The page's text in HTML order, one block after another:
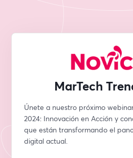
MarTech
Únete a nuestro próximo
2024: Innovación en Acción y
que están transformando el
digital actual.